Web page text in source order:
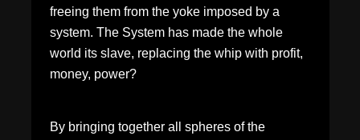
freeing them from the yoke imposed by a
system. The System has made the whole
world its slave, replacing the whip with profit,
money, power?
By bringing together all spheres of the